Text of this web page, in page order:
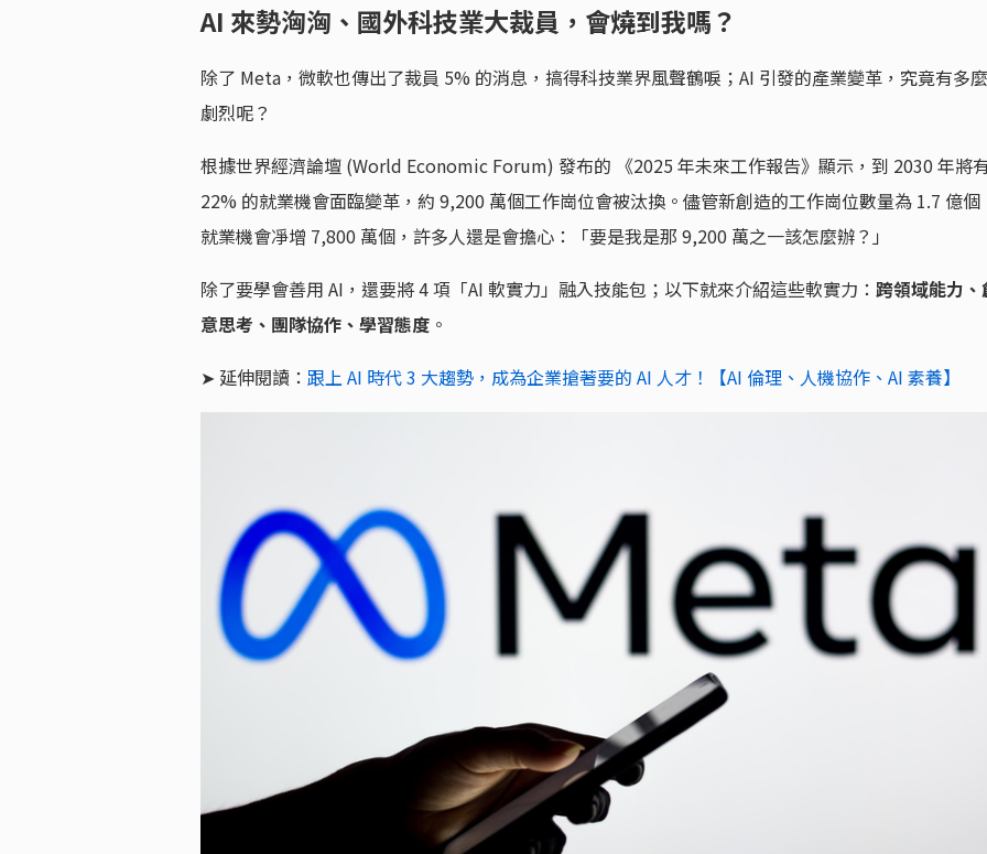
AI 來勢洶洶、國外科技業大裁員，會燒到我嗎？
除了 Meta，微軟也傳出了裁員 5% 的消息，搞得科技業界風聲鶴唳；AI 引發的產業變革，究竟有多麼
劇烈呢？
根據世界經濟論壇 (World Economic Forum) 發布的 《2025 年未來工作報告》顯示，到 2030 年將
22% 的就業機會面臨變革，約 9,200 萬個工作崗位會被汰換。儘管新創造的工作崗位數量為 1.7 億個
就業機會凈增 7,800 萬個，許多人還是會擔心：「要是我是那 9,200 萬之一該怎麼辦？」
除了要學會善用 AI，還要將 4 項「AI 軟實力」融入技能包；以下就來介紹這些軟實力： 跨領域能力、
意思考、團隊協作、學習態度 。
➤ 延伸閱讀： 跟上 AI 時代 3 大趨勢，成為企業搶著要的 AI 人才！【AI 倫理、人機協作、AI 素養】